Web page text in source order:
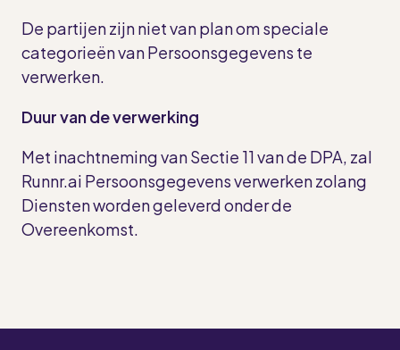
De partijen zijn niet van plan om speciale
categorieën van Persoonsgegevens te
verwerken.
Duur van de verwerking
Met inachtneming van Sectie 11 van de DPA, zal
Runnr.ai Persoonsgegevens verwerken zolang
Diensten worden geleverd onder de
Overeenkomst.